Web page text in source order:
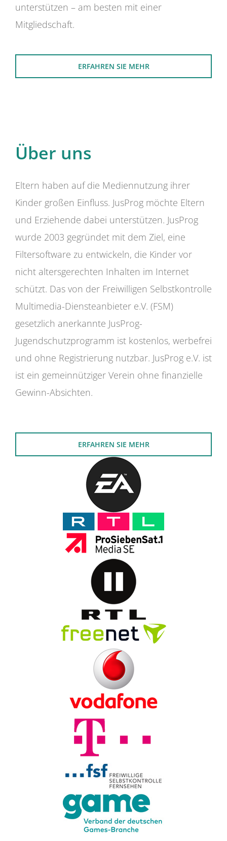
unterstützen – am besten mit einer
Mitgliedschaft.
ERFAHREN SIE MEHR
Über uns
Eltern haben auf die Mediennutzung ihrer
Kinder großen Einfluss. JusProg möchte Eltern
und Erziehende dabei unterstützen. JusProg
wurde 2003 gegründet mit dem Ziel, eine
Filtersoftware zu entwickeln, die Kinder vor
nicht altersgerechten Inhalten im Internet
schützt. Das von der Freiwilligen Selbstkontrolle
Multimedia-Diensteanbieter e.V. (FSM)
gesetzlich anerkannte JusProg-
Jugendschutzprogramm ist kostenlos, werbefrei
und ohne Registrierung nutzbar. JusProg e.V. ist
ist ein gemeinnütziger Verein ohne finanzielle
Gewinn-Absichten.
ERFAHREN SIE MEHR